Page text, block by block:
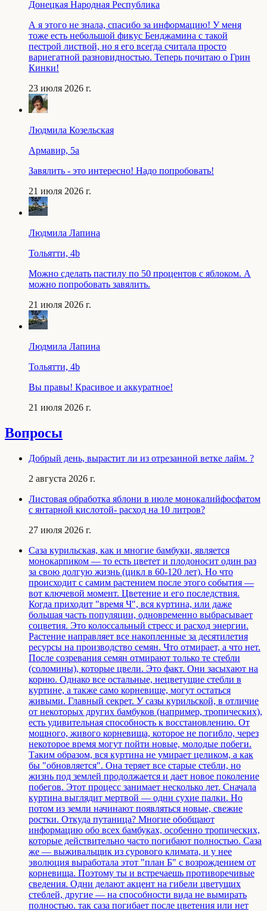
Донецкая Народная Республика
А я этого не знала, спасибо за информацию! У меня
тоже есть небольшой фикус Бенджамина с такой
пестрой листвой, но я его всегда считала просто
вариегатной разновидностью. Теперь почитаю о Грин
Кинки!
23 июля 2026 г.
Людмила Козельская
Армавир, 5a
Завялить - это интересно! Надо попробовать!
21 июля 2026 г.
Людмила Лапина
Тольятти, 4b
Можно сделать пастилу по 50 процентов с яблоком. А
можно попробовать завялить.
21 июля 2026 г.
Людмила Лапина
Тольятти, 4b
Вы правы! Красивое и аккуратное!
21 июля 2026 г.
Вопросы
Добрый день, вырастит ли из отрезанной ветке лайм. ?
2 августа 2026 г.
Листовая обработка яблони в июле монокалийфосфатом
с янтарной кислотой- расход на 10 литров?
27 июля 2026 г.
Саза курильская, как и многие бамбуки, является
монокарпиком — то есть цветет и плодоносит один раз
за свою долгую жизнь (цикл в 60-120 лет). Но что
происходит с самим растением после этого события —
вот ключевой момент. Цветение и его последствия.
Когда приходит "время Ч", вся куртина, или даже
большая часть популяции, одновременно выбрасывает
соцветия. Это колоссальный стресс и расход энергии.
Растение направляет все накопленные за десятилетия
ресурсы на производство семян. Что отмирает, а что нет.
После созревания семян отмирают только те стебли
(соломины), которые цвели. Это факт. Они засыхают на
корню. Однако все остальные, нецветущие стебли в
куртине, а также само корневище, могут остаться
живыми. Главный секрет. У сазы курильской, в отличие
от некоторых других бамбуков (например, тропических),
есть удивительная способность к восстановлению. От
мощного, живого корневища, которое не погибло, через
некоторое время могут пойти новые, молодые побеги.
Таким образом, вся куртина не умирает целиком, а как
бы "обновляется". Она теряет все старые стебли, но
жизнь под землей продолжается и дает новое поколение
побегов. Этот процесс занимает несколько лет. Сначала
куртина выглядит мертвой — одни сухие палки. Но
потом из земли начинают появляться новые, свежие
ростки. Откуда путаница? Многие обобщают
информацию обо всех бамбуках, особенно тропических,
которые действительно часто погибают полностью. Саза
же — выживальщик из сурового климата, и у нее
эволюция выработала этот "план Б" с возрождением от
корневища. Поэтому ты и встречаешь противоречивые
сведения. Одни делают акцент на гибели цветущих
стеблей, другие — на способности вида не вымирать
полностью. так саза погибает после цветения или нет